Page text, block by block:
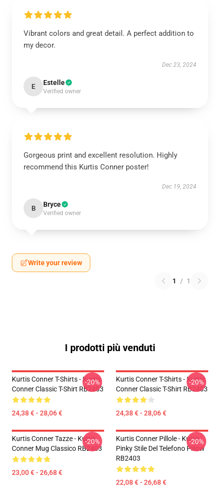
Vibrant colors and great detail. A perfect addition to
my decor.
Dec 23, 2024
E Estelle
Verified owner
Gorgeous print and excellent resolution. Highly
recommend this Kurtis Conner poster!
Dec 19, 2024
B Bryce
Verified owner
Write your review
1 / 1
I prodotti più venduti
Kurtis Conner T-Shirts - Kurtis
Conner Classic T-Shirt RB2403
24,38 € - 28,06 €
-20%
Kurtis Conner T-Shirts - Kurtis
Conner Classic T-Shirt RB2403
24,38 € - 28,06 €
-20%
Kurtis Conner Tazze - Kurtis
Conner Mug Classico RB2403
23,00 € - 26,68 €
-20%
Kurtis Conner Pillole - Kurtis
Pinky Stile Del Telefono Pillow
RB2403
22,08 € - 26,68 €
-20%